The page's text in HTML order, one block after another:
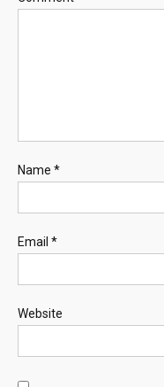
Name *
Email *
Website